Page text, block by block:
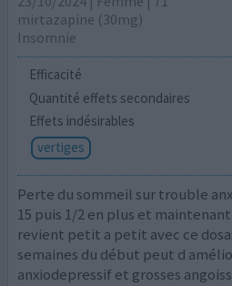
mirtazapine (30mg)
Insomnie
Efficacité
Quantité effets secondaires
Effets indésirables
vertiges
Perte du sommeil sur trouble
15 puis 1/2 en plus et
revient petit a petit avec ce
semaines du début peut d
anxiodepressif et grosses